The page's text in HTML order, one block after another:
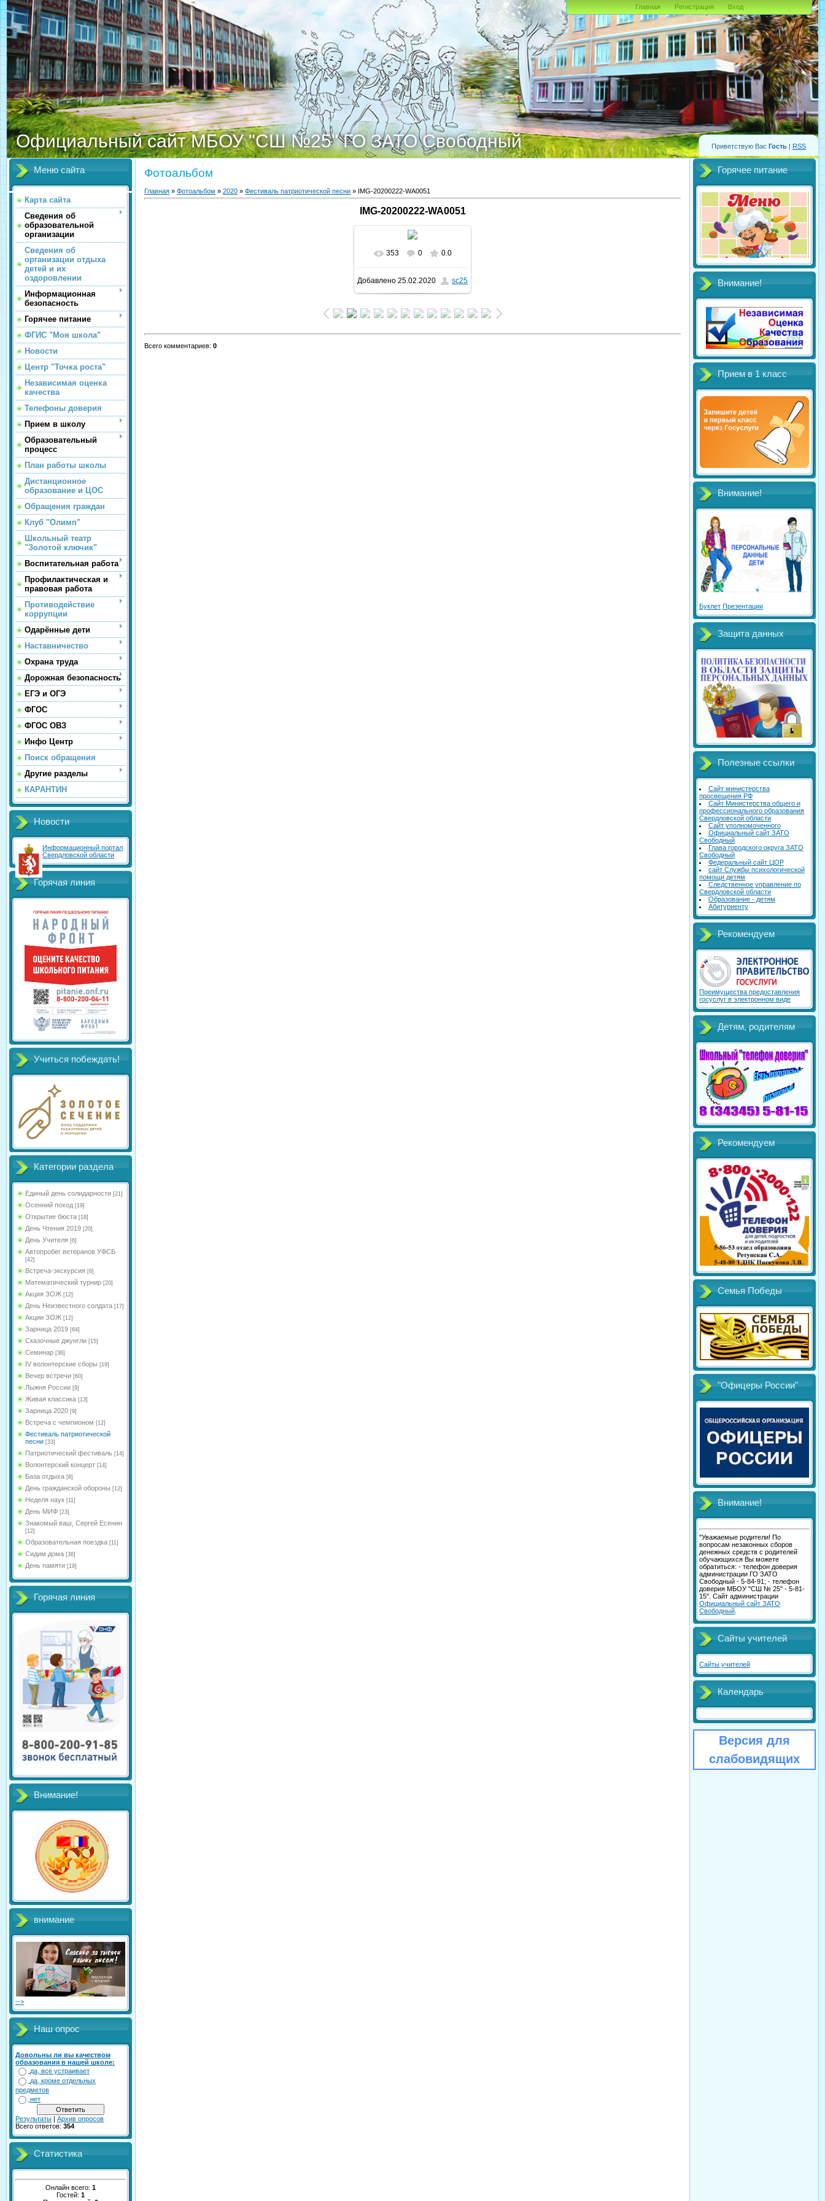
Приветствую Вас Гость | RSS
Официальный сайт МБОУ "СШ №25" ГО ЗАТО Свободный
Главная Регистрация Вход
Меню сайта
Карта сайта
Сведения об
образовательной
организации
Сведения об
организации отдыха
детей и их
оздоровлении
Информационная
безопасность
Горячее питание
ФГИС "Моя школа"
Новости
Центр "Точка роста"
Независимая оценка
качества
Телефоны доверия
Прием в школу
Образовательный
процесс
План работы школы
Дистанционное
образование и ЦОС
Обращения граждан
Клуб "Олимп"
Школьный театр
"Золотой ключик"
Воспитательная работа
Профилактическая и
правовая работа
Противодействие
коррупции
Одарённые дети
Наставничество
Охрана труда
Дорожная безопасность
ЕГЭ и ОГЭ
ФГОС
ФГОС ОВЗ
Инфо Центр
Поиск обращения
Другие разделы
КАРАНТИН
Новости
Информационный портал
Свердловской области
Горячая линия
Учиться побеждать!
Категории раздела
Единый день солидарности [21]
Осенний поход [19]
Открытие бюста [18]
День Чтения 2019 [20]
День Учителя [6]
Автопробег ветеранов УФСБ
[42]
Встреча-экскурсия [6]
Математический турнир [20]
Акция ЗОЖ [12]
День Неизвестного солдата [17]
Акции ЗОЖ [12]
Зарница 2019 [64]
Сказочные джунгли [15]
Семинар [36]
IV волонтерские сборы [19]
Вечер встречи [60]
Лыжня России [9]
Живая классика [13]
Зарница 2020 [9]
Встреча с чемпионом [12]
Фестиваль патриотической
песни [33]
Патриотический фестиваль [14]
Волонтерский концерт [14]
База отдыха [8]
День гражданской обороны [12]
Неделя наук [11]
День МИФ [23]
Знакомый ваш, Сергей Есенин
[12]
Образовательная поездка [11]
Сидим дома [36]
День памяти [19]
Горячая линия
Внимание!
внимание
-->
Наш опрос
Довольны ли вы качеством
образования в нашей школе:
да, все устраивает
да, кроме отдельных
предметов
нет
Результаты | Архив опросов
Всего ответов: 354
Статистика
Онлайн всего: 1
Гостей: 1
Фотоальбом
Главная » Фотоальбом » 2020 » Фестиваль патриотической песни » IMG-20200222-WA0051
IMG-20200222-WA0051
В реальном размере
1032x581/ 78.8Kb
353 0 0.0
Добавлено 25.02.2020 sc25
Всего комментариев: 0
Горячее питание
Внимание!
Прием в 1 класс
Внимание!
Буклет Презентации
Защита данных
Полезные ссылки
Сайт министерства
просвещения РФ
Сайт Министерства общего и
профессионального образования
Свердловской области
Сайт уполномоченного
Официальный сайт ЗАТО
Свободный
Глава городского округа ЗАТО
Свободный
Федеральный сайт ЦОР
сайт Службы психологической
помощи детям
Следственное управление по
Свердловской области
Образование - детям
Абитуриенту
Рекомендуем
Преимущества предоставления
госуслуг в электронном виде
Детям, родителям
Рекомендуем
Семья Победы
"Офицеры России"
Внимание!
"Уважаемые родители! По
вопросам незаконных сборов
денежных средств с родителей
обучающихся Вы можете
обратиться: - телефон доверия
администрации ГО ЗАТО
Свободный - 5-84-91; - телефон
доверия МБОУ "СШ № 25" - 5-81-
15". Сайт администрации
Официальный сайт ЗАТО
Свободный
Сайты учителей
Сайты учителей
Календарь
Версия для
слабовидящих